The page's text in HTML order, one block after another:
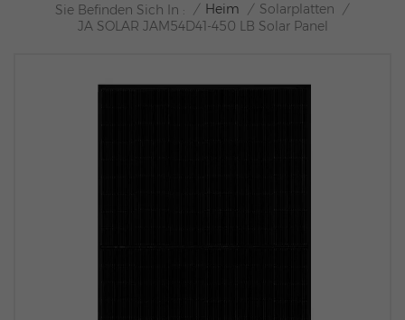
Sie Befinden Sich In : / Heim / Solarplatten
/
JA SOLAR JAM54D41-450 LB Solar Panel